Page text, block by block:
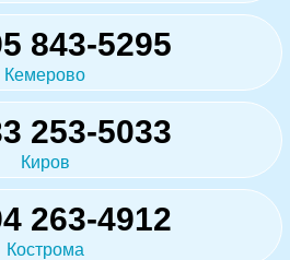
843-5295
Кемерово
253-5033
Киров
263-4912
Кострома